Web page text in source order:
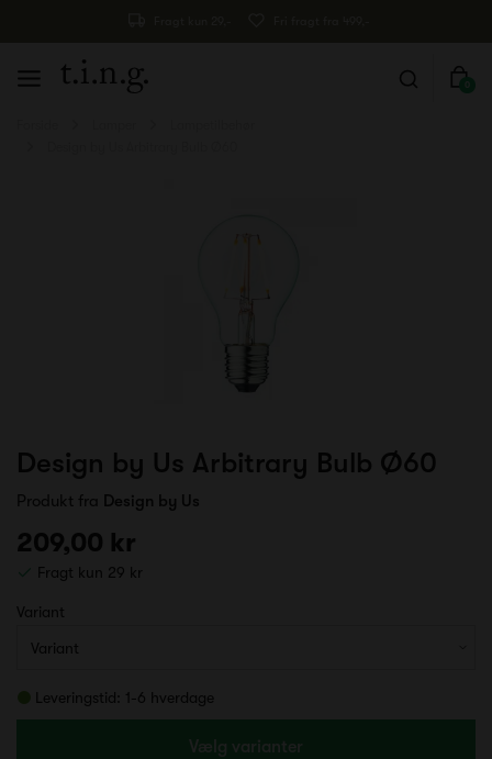
0
Design by Us Arbitrary Bulb Ø60
Produkt fra Design by Us
209,00 kr
Fragt kun 29 kr
Variant
Leveringstid: 1-6 hverdage
Vælg varianter